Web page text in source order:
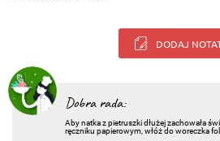
DODAJ
Dobra rada:
Aby natka z pietruszki dłużej zachowała
ręczniku papierowym, włóż do woreczka